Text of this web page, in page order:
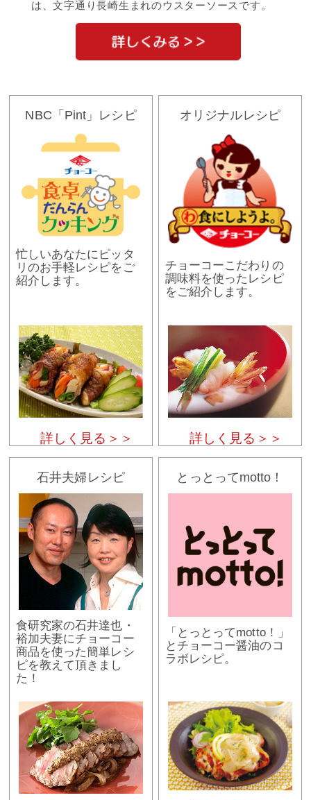
は、文字通り長崎生まれのウスターソースです。
NBC「Pint」レシピ
忙しいあなたにピッタ
リのお手軽レシピをご
紹介します。
詳しく見る＞＞
オリジナルレシピ
チョーコーこだわりの
調味料を使ったレシピ
をご紹介します。
詳しく見る＞＞
石井夫婦レシピ
食研究家の石井達也・
裕加夫妻にチョーコー
商品を使った簡単レシ
ピを教えて頂きまし
た！
とっとってmotto！
「とっとってmotto！」
とチョーコー醤油のコ
ラボレシピ。